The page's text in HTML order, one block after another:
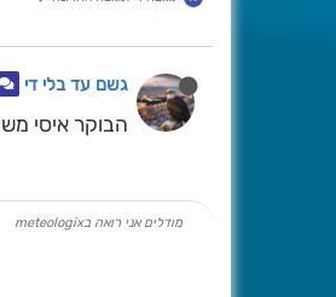
גשם עד בלי די
הבוקר איסי
מודלים אני רואה בmeteologix